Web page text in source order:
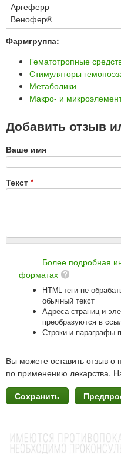
Аргеферр
Венофер®
Фармгруппа:
Гематотропные
Стимуляторы
Метаболики
Макро- и
Добавить отзыв
Ваше имя
Текст *
Более подробная
форматах
HTML-теги не
обычный текст
Адреса страниц и
преобразуются в
Строки и параграфы
Вы можете оставить отзыв о
по применению лекарства.